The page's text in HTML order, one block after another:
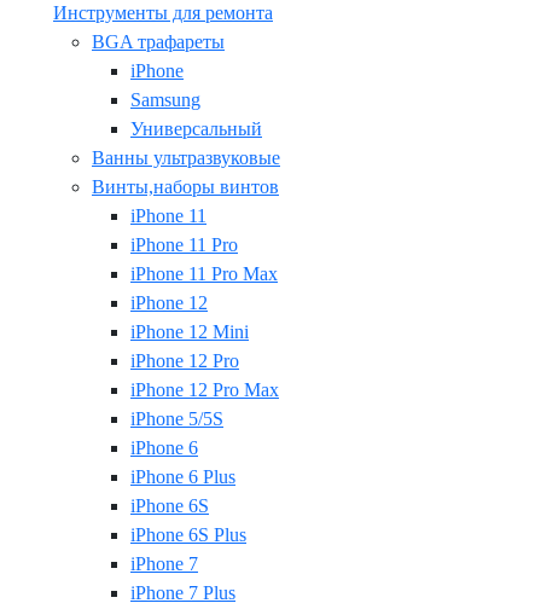
Инструменты для ремонта
BGA трафареты
iPhone
Samsung
Универсальный
Ванны ультразвуковые
Винты,наборы винтов
iPhone 11
iPhone 11 Pro
iPhone 11 Pro Max
iPhone 12
iPhone 12 Mini
iPhone 12 Pro
iPhone 12 Pro Max
iPhone 5/5S
iPhone 6
iPhone 6 Plus
iPhone 6S
iPhone 6S Plus
iPhone 7
iPhone 7 Plus